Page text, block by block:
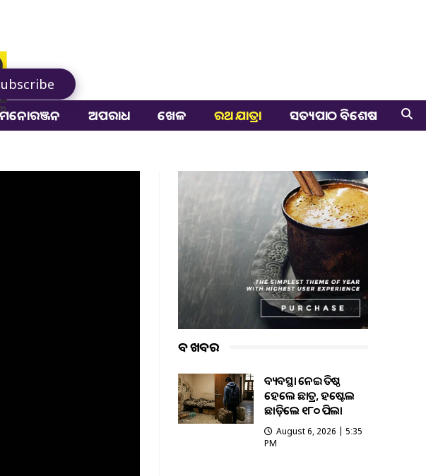
ମନୋରଞ୍ଜନ ଅପରାଧ ଖେଳ ରଥ ଯାତ୍ରା ସତ୍ୟପାଠ ବିଶେଷ
ବଡ ଖବର
ଅବ୍ୟବସ୍ଥା ନେଇ ଅତିଷ୍ଠ
ହେଲେ ଛାତ୍ର, ହଷ୍ଟେଲ
ଛାଡ଼ିଲେ ୧୮୦ ପିଲା
August 6, 2026 | 5:35
PM